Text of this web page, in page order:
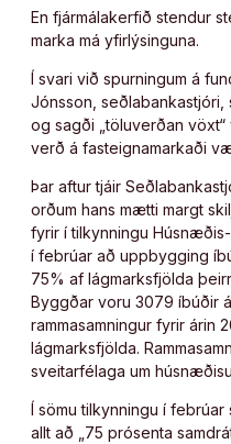
En fjármálakerfið stendur
marka má yfirlýsinguna.
Í svari við spurningum á
Jónsson, seðlabankastjóri,
og sagði „töluverðan
verð á fasteignamarkaði
Þar aftur tjáir
orðum hans mætti margt
fyrir í tilkynningu
í febrúar að uppbygging
75% af lágmarksfjölda
Byggðar voru 3079 íbúðir
rammasamningur fyrir árin
lágmarksfjölda.
sveitarfélaga um
Í sömu tilkynningu í
allt að „75 prósenta